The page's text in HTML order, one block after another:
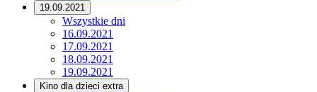
19.09.2021
Wszystkie dni
16.09.2021
17.09.2021
18.09.2021
19.09.2021
Kino dla dzieci extra